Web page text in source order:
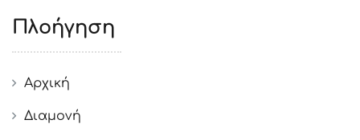
Πλοήγηση
Αρχική
Διαμονή